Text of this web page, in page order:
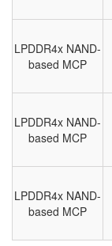
LPDDR4x NAND-
based MCP
LPDDR4x NAND-
based MCP
LPDDR4x NAND-
based MCP